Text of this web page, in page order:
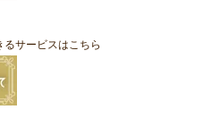
サービスはこちら